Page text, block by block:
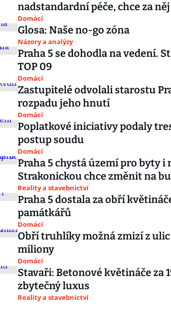
nadstandardní péče, chce za
Domácí
Glosa: Naše no-go zóna
Názory a analýzy
Praha 5 se dohodla na vedení.
TOP 09
Domácí
Zastupitelé odvolali starostu
rozpadu jeho hnutí
Domácí
Poplatkové iniciativy podaly
postup soudu
Domácí
Praha 5 chystá území pro byty i
Strakonickou chce změnit na
Reality a stavebnictví
Praha 5 dostala za obří
památkářů
Domácí
Obří truhlíky možná zmizí z ulic a Praha 5 zaplatí
miliony
Domácí
Stavaři: Betonové květináče za
zbytečný luxus
Reality a stavebnictví